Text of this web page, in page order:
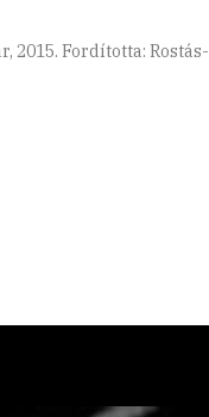
2015. Fordította: Rostás-